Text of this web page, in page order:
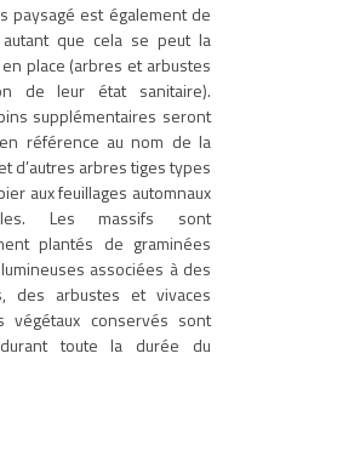
paysagé est également de
que cela se peut la
place (arbres et arbustes
de leur état sanitaire).
supplémentaires seront
référence au nom de la
d’autres arbres tiges types
aux feuillages automnaux
Les massifs sont
plantés de graminées
associées à des
des arbustes et vivaces
végétaux conservés sont
toute la durée du